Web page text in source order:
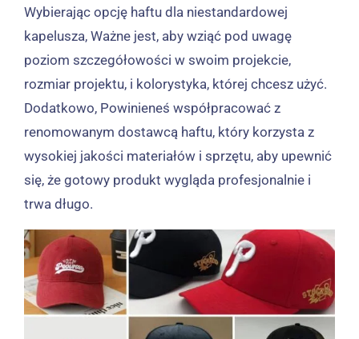
Wybierając opcję haftu dla niestandardowej
kapelusza, Ważne jest, aby wziąć pod uwagę
poziom szczegółowości w swoim projekcie,
rozmiar projektu, i kolorystyka, której chcesz użyć.
Dodatkowo, Powinieneś współpracować z
renomowanym dostawcą haftu, który korzysta z
wysokiej jakości materiałów i sprzętu, aby upewnić
się, że gotowy produkt wygląda profesjonalnie i
trwa długo.